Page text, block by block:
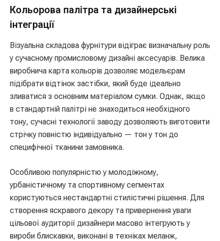
Кольорова палітра та дизайнерські
інтеграції
Візуальна складова фурнітури відіграє визначальну роль
у сучасному промисловому дизайні аксесуарів. Велика
виробнича карта кольорів дозволяє модельєрам
підібрати відтінок застібки, який буде ідеально
зливатися з основним матеріалом сумки. Однак, якщо
в стандартній палітрі не знаходиться необхідного
тону, сучасні технології заводу дозволяють виготовити
стрічку повністю індивідуально — тон у тон до
специфічної тканини замовника.
Особливою популярністю у молодіжному,
урбаністичному та спортивному сегментах
користуються нестандартні стилістичні рішення. Для
створення яскравого декору та привернення уваги
цільової аудиторії дизайнери масово інтегрують у
вироби блискавки, виконані в техніках меланж,